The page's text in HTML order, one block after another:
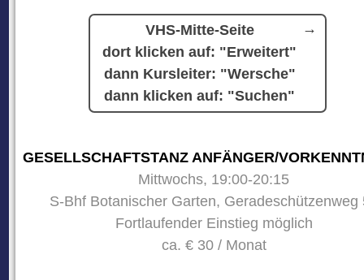
VHS-Mitte-Seite
dort klicken auf: "Erweitert"
dann Kursleiter: "Wersche"
dann klicken auf: "Suchen"
GESELLSCHAFTSTANZ ANFÄNGER/
Mittwochs, 19:00-20:15
S-Bhf Botanischer Garten, Geradeschützenweg
Fortlaufender Einstieg möglich
ca. € 30 / Monat